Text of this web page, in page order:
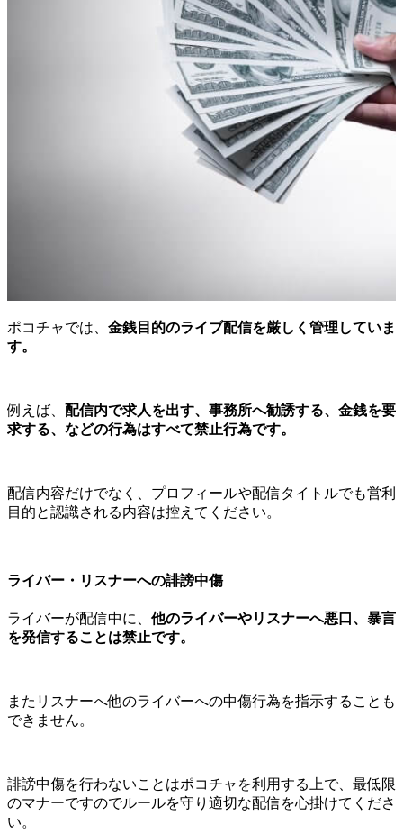
ポコチャでは、 金銭目的のライブ配信を厳しく管理していま
す。
例えば、 配信内で求人を出す、事務所へ勧誘する、金銭を要
求する、などの行為はすべて禁止行為です。
配信内容だけでなく、プロフィールや配信タイトルでも営利
目的と認識される内容は控えてください。
ライバー・リスナーへの誹謗中傷
ライバーが配信中に、 他のライバーやリスナーへ悪口、暴言
を発信することは禁止です。
またリスナーへ他のライバーへの中傷行為を指示することも
できません。
誹謗中傷を行わないことはポコチャを利用する上で、最低限
のマナーですのでルールを守り適切な配信を心掛けてくださ
い。